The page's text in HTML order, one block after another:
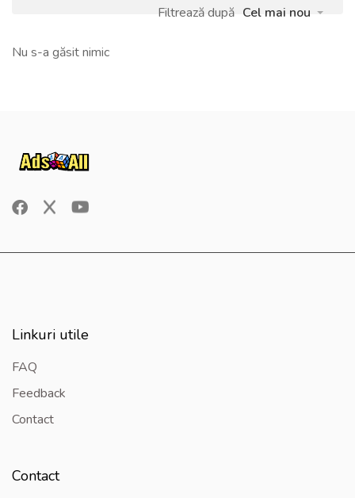
Filtrează după Cel mai nou
Nu s-a găsit nimic
Linkuri utile
FAQ
Feedback
Contact
Contact